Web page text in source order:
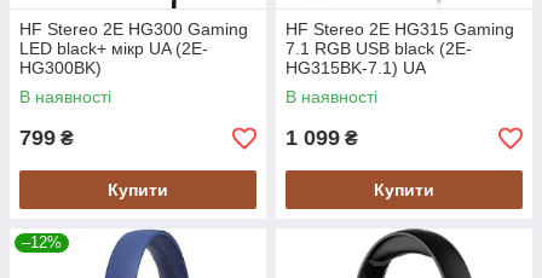
HF Stereo 2E HG300 Gaming
LED black+ мікр UA (2E-
HG300BK)
В наявності
799 ₴
Купити
HF Stereo 2E HG315 Gaming
7.1 RGB USB black (2E-
HG315BK-7.1) UA
В наявності
1 099 ₴
Купити
–12%